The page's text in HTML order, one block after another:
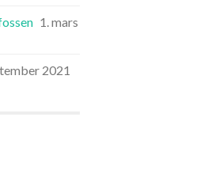
1. mars
2021